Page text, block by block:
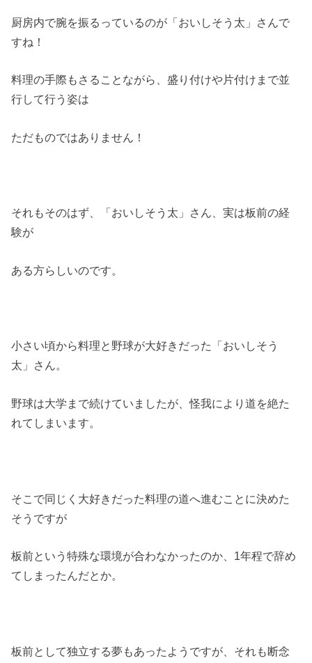
厨房内で腕を振るっているのが「おいしそう太」さんで
すね！
料理の手際もさることながら、盛り付けや片付けまで並
行して行う姿は
ただものではありません！
それもそのはず、「おいしそう太」さん、実は板前の経
験が
ある方らしいのです。
小さい頃から料理と野球が大好きだった「おいしそう
太」さん。
野球は大学まで続けていましたが、怪我により道を絶た
れてしまいます。
そこで同じく大好きだった料理の道へ進むことに決めた
そうですが
板前という特殊な環境が合わなかったのか、1年程で辞め
てしまったんだとか。
板前として独立する夢もあったようですが、それも断念